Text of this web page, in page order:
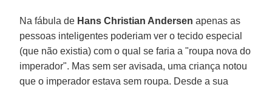
Na fábula de Hans Christian Andersen apenas as
pessoas inteligentes poderiam ver o tecido especial
(que não existia) com o qual se faria a "roupa nova do
imperador". Mas sem ser avisada, uma criança notou
que o imperador estava sem roupa. Desde a sua